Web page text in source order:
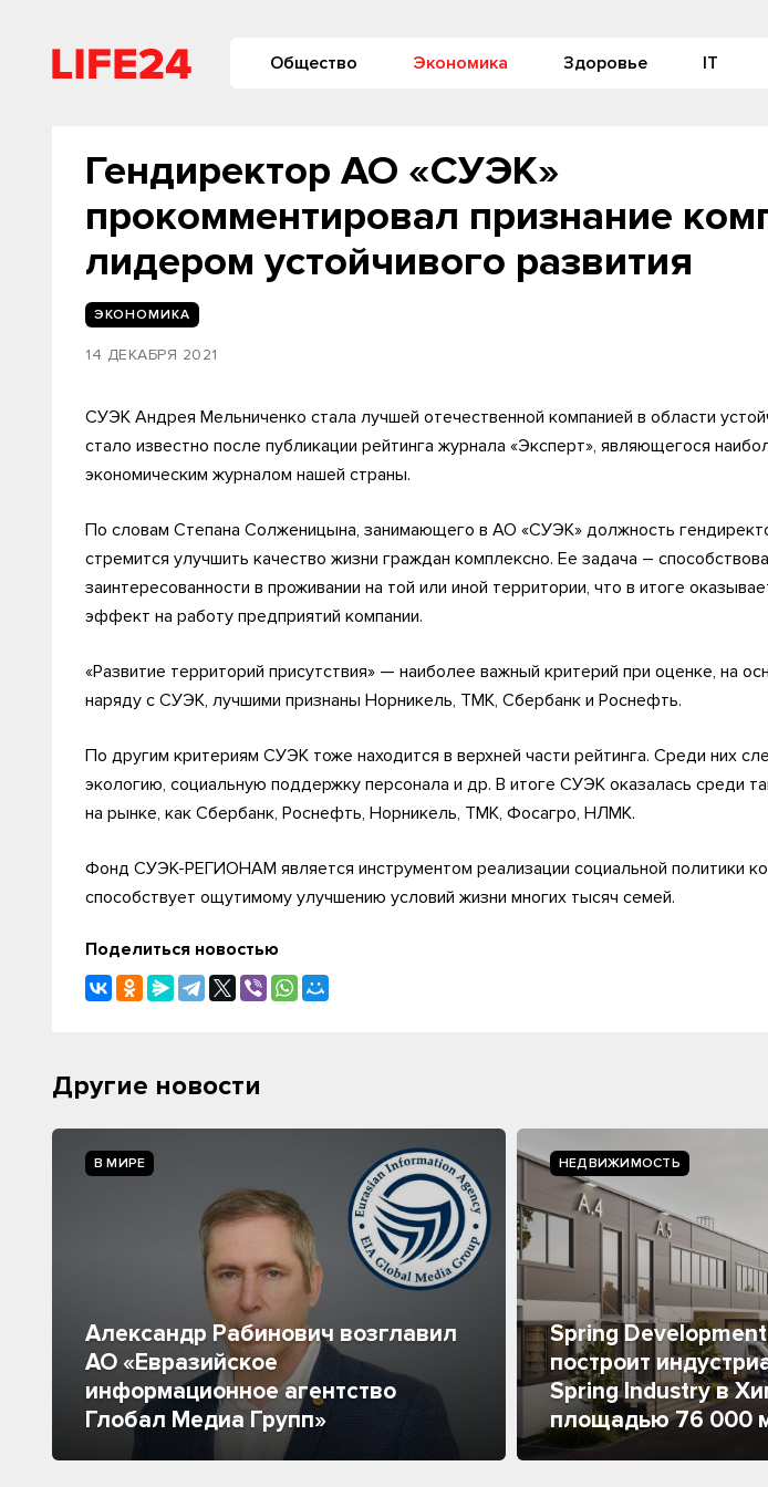
Общество Экономика Здоровье IT
Гендиректор АО «СУЭК»
прокомментировал признание
лидером устойчивого развития
ЭКОНОМИКА
14 ДЕКАБРЯ 2021
СУЭК Андрея Мельниченко стала лучшей отечественной компанией в области
стало известно после публикации рейтинга журнала «Эксперт», являющегося
экономическим журналом нашей страны.
По словам Степана Солженицына, занимающего в АО «СУЭК» должность
стремится улучшить качество жизни граждан комплексно. Ее задача –
заинтересованности в проживании на той или иной территории, что в итоге
эффект на работу предприятий компании.
«Развитие территорий присутствия» — наиболее важный критерий при оценке, на
наряду с СУЭК, лучшими признаны Норникель, ТМК, Сбербанк и Роснефть.
По другим критериям СУЭК тоже находится в верхней части рейтинга. Среди них
экологию, социальную поддержку персонала и др. В итоге СУЭК оказалась среди
на рынке, как Сбербанк, Роснефть, Норникель, ТМК, Фосагро, НЛМК.
Фонд СУЭК-РЕГИОНАМ является инструментом реализации социальной политики
способствует ощутимому улучшению условий жизни многих тысяч семей.
Поделиться новостью
Другие новости
В МИРЕ
Александр Рабинович возглавил
АО «Евразийское
информационное агентство
Глобал Медиа Групп»
НЕДВИЖИМОСТЬ
Spring
построит
Spring Industry в
площадью 76 000